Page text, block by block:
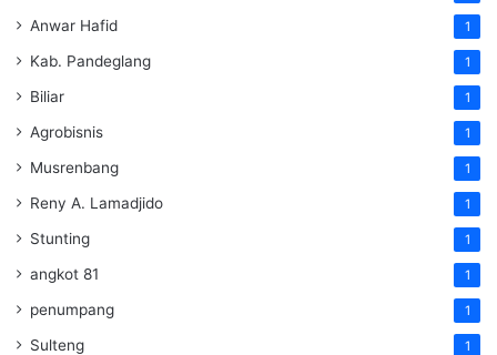
Anwar Hafid 1
Kab. Pandeglang 1
Biliar 1
Agrobisnis 1
Musrenbang 1
Reny A. Lamadjido 1
Stunting 1
angkot 81 1
penumpang 1
Sulteng 1